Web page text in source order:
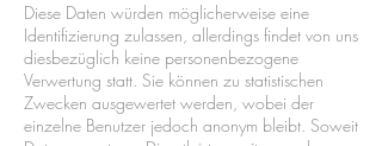
Diese Daten würden möglicherweise eine
Identifizierung zulassen, allerdings findet von uns
diesbezüglich keine personenbezogene
Verwertung statt. Sie können zu statistischen
Zwecken ausgewertet werden, wobei der
einzelne Benutzer jedoch anonym bleibt. Soweit